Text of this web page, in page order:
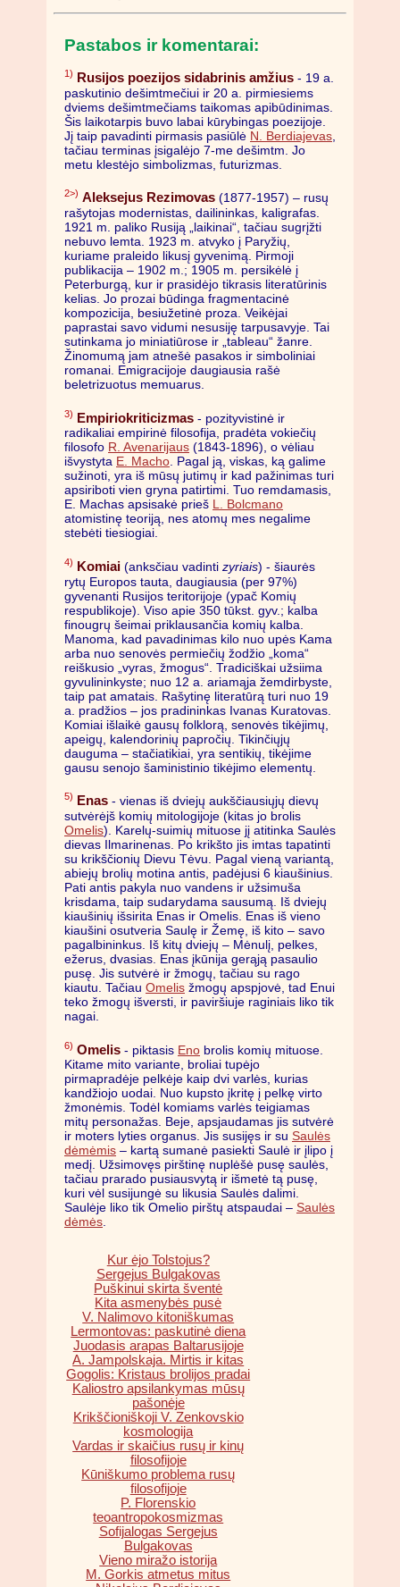
Pastabos ir komentarai:
1) Rusijos poezijos sidabrinis amžius - 19 a.
paskutinio dešimtmečiui ir 20 a. pirmiesiems
dviems dešimtmečiams taikomas apibūdinimas.
Šis laikotarpis buvo labai kūrybingas poezijoje.
Jį taip pavadinti pirmasis pasiūlė N. Berdiajevas
tačiau terminas įsigalėjo 7-me dešimtm. Jo
metu klestėjo simbolizmas, futurizmas.
2>) Aleksejus Rezimovas (1877-1957) – rusų
rašytojas modernistas, dailininkas, kaligrafas.
1921 m. paliko Rusiją „laikinai“, tačiau sugrįžti
nebuvo lemta. 1923 m. atvyko į Paryžių,
kuriame praleido likusį gyvenimą. Pirmoji
publikacija – 1902 m.; 1905 m. persikėlė į
Peterburgą, kur ir prasidėjo tikrasis literatūrinis
kelias. Jo prozai būdinga fragmentacinė
kompozicija, besiužetinė proza. Veikėjai
paprastai savo vidumi nesusiję tarpusavyje. Tai
sutinkama jo miniatiūrose ir „tableau“ žanre.
Žinomumą jam atnešė pasakos ir simboliniai
romanai. Emigracijoje daugiausia rašė
beletrizuotus memuarus.
3) Empiriokriticizmas - pozityvistinė ir
radikaliai empirinė filosofija, pradėta vokiečių
filosofo R. Avenarijaus (1843-1896), o vėliau
išvystyta E. Macho. Pagal ją, viskas, ką galime
sužinoti, yra iš mūsų jutimų ir kad pažinimas turi
apsiriboti vien gryna patirtimi. Tuo remdamasis,
E. Machas apsisakė prieš L. Bolcmano
atomistinę teoriją, nes atomų mes negalime
stebėti tiesiogiai.
4) Komiai (anksčiau vadinti zyriais) - šiaurės
rytų Europos tauta, daugiausia (per 97%)
gyvenanti Rusijos teritorijoje (ypač Komių
respublikoje). Viso apie 350 tūkst. gyv.; kalba
finougrų šeimai priklausančia komių kalba.
Manoma, kad pavadinimas kilo nuo upės Kama
arba nuo senovės permiečių žodžio „koma“
reiškusio „vyras, žmogus“. Tradiciškai užsiima
gyvulininkyste; nuo 12 a. ariamąja žemdirbyste,
taip pat amatais. Rašytinę literatūrą turi nuo 19
a. pradžios – jos pradininkas Ivanas Kuratovas.
Komiai išlaikė gausų folklorą, senovės tikėjimų,
apeigų, kalendorinių papročių. Tikinčiųjų
dauguma – stačiatikiai, yra sentikių, tikėjime
gausu senojo šaministinio tikėjimo elementų.
5) Enas - vienas iš dviejų aukščiausiųjų dievų
sutvėrėjš komių mitologijoje (kitas jo brolis
Omelis). Karelų-suimių mituose jį atitinka Saulės
dievas Ilmarinenas. Po krikšto jis imtas tapatinti
su krikščionių Dievu Tėvu. Pagal vieną variantą,
abiejų brolių motina antis, padėjusi 6 kiaušinius.
Pati antis pakyla nuo vandens ir užsimuša
krisdama, taip sudarydama sausumą. Iš dviejų
kiaušinių išsirita Enas ir Omelis. Enas iš vieno
kiaušini osutveria Saulę ir Žemę, iš kito – savo
pagalbininkus. Iš kitų dviejų – Mėnulį, pelkes,
ežerus, dvasias. Enas įkūnija gerąją pasaulio
pusę. Jis sutvėrė ir žmogų, tačiau su rago
kiautu. Tačiau Omelis žmogų apspjovė, tad Enui
teko žmogų išversti, ir paviršiuje raginiais liko tik
nagai.
6) Omelis - piktasis Eno brolis komių mituose.
Kitame mito variante, broliai tupėjo
pirmapradėje pelkėje kaip dvi varlės, kurias
kandžiojo uodai. Nuo kupsto įkritę į pelkę virto
žmonėmis. Todėl komiams varlės teigiamas
mitų personažas. Beje, apsjaudamas jis sutvėrė
ir moters lyties organus. Jis susijęs ir su Saulės
dėmėmis – kartą sumanė pasiekti Saulė ir įlipo į
medį. Užsimovęs pirštinę nuplėšė pusę saulės,
tačiau prarado pusiausvytą ir išmetė tą pusę,
kuri vėl susijungė su likusia Saulės dalimi.
Saulėje liko tik Omelio pirštų atspaudai – Saulės
dėmės
Kur ėjo Tolstojus?
Sergejus Bulgakovas
Puškinui skirta šventė
Kita asmenybės pusė
V. Nalimovo kitoniškumas
Lermontovas: paskutinė diena
Juodasis arapas Baltarusijoje
A. Jampolskaja. Mirtis ir kitas
Gogolis: Kristaus brolijos pradai
Kaliostro apsilankymas mūsų
pašonėje
Krikščioniškoji V. Zenkovskio
kosmologija
Vardas ir skaičius rusų ir kinų
filosofijoje
Kūniškumo problema rusų
filosofijoje
P. Florenskio
teoantropokosmizmas
Sofijalogas Sergejus
Bulgakovas
Vieno miražo istorija
M. Gorkis atmetus mitus